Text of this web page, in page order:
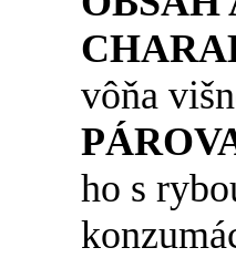
vôňa
ho s